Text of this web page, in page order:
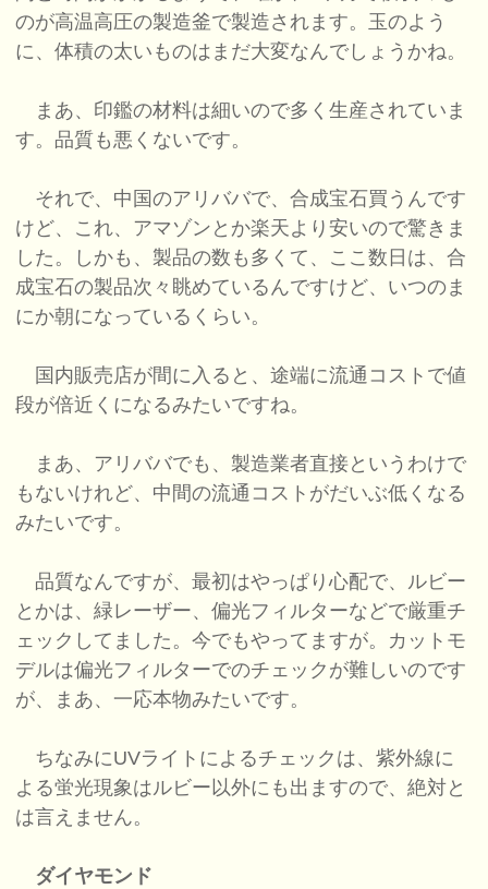
のが高温高圧の製造釜で製造されます。玉のよう
に、体積の太いものはまだ大変なんでしょうかね。
まあ、印鑑の材料は細いので多く生産されていま
す。品質も悪くないです。
それで、中国のアリババで、合成宝石買うんです
けど、これ、アマゾンとか楽天より安いので驚きま
した。しかも、製品の数も多くて、ここ数日は、合
成宝石の製品次々眺めているんですけど、いつのま
にか朝になっているくらい。
国内販売店が間に入ると、途端に流通コストで値
段が倍近くになるみたいですね。
まあ、アリババでも、製造業者直接というわけで
もないけれど、中間の流通コストがだいぶ低くなる
みたいです。
品質なんですが、最初はやっぱり心配で、ルビー
とかは、緑レーザー、偏光フィルターなどで厳重チ
ェックしてました。今でもやってますが。カットモ
デルは偏光フィルターでのチェックが難しいのです
が、まあ、一応本物みたいです。
ちなみにUVライトによるチェックは、紫外線に
よる蛍光現象はルビー以外にも出ますので、絶対と
は言えません。
ダイヤモンド